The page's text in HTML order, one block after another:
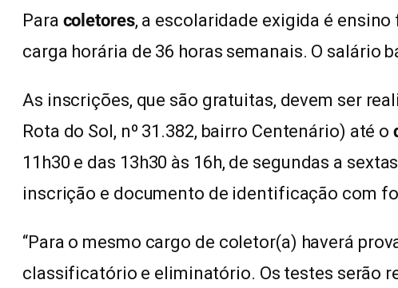
Para coletores, a escolaridade exigida é
carga horária de 36 horas semanais. O salário
As inscrições, que são gratuitas, devem ser
Rota do Sol, nº 31.382, bairro Centenário) até o
11h30 e das 13h30 às 16h, de segundas a
inscrição e documento de identificação com
“Para o mesmo cargo de coletor(a) haverá
classificatório e eliminatório. Os testes serão